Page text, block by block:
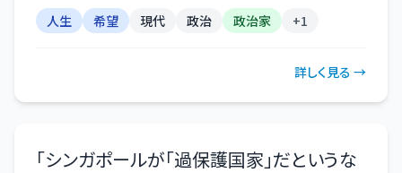
人生 希望 現代 政治 政治家 +1
詳しく見る →
「シンガポールが「過保護国家」だというな